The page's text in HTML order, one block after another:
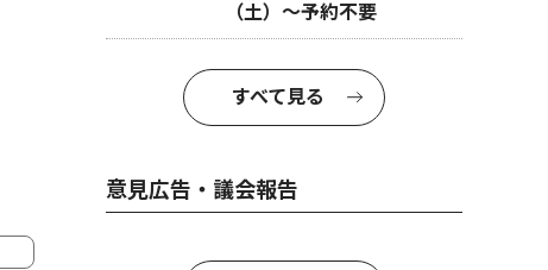
（土）〜予約不要
すべて見る
意見広告・議会報告